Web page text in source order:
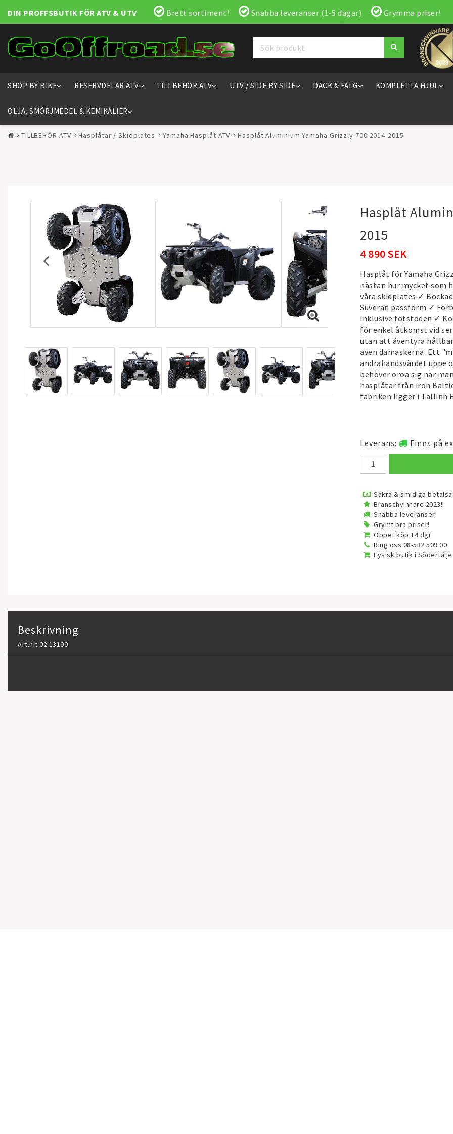
DIN PROFFSBUTIK FÖR ATV & UTV Brett sortiment! Snabba leveranser (1-5 dagar) Grymma priser!
SHOP BY BIKE RESERVDELAR ATV TILLBEHÖR ATV UTV / SIDE BY SIDE DÄCK & FÄLG KOMPLETTA HJUL
OLJA, SMÖRJMEDEL & KEMIKALIER
TILLBEHÖR ATV Hasplåtar / Skidplates Yamaha Hasplåt ATV Hasplåt Aluminium Yamaha Grizzly 700 2014-2015
Hasplåt
2015
4 890 SEK
Hasplåt för Yamaha
nästan hur mycket som
våra skidplates ✓
Suverän passform ✓
inklusive fotstöden ✓
för enkel åtkomst vid
utan att äventyra
även damaskerna. Ett
andrahandsvärdet uppe
behöver oroa sig när
hasplåtar från iron
fabriken ligger i Tallinn
Leverans: Finns på
Säkra & smidiga
Branschvinnare 2023!!
Snabba leveranser!
Grymt bra priser!
Öppet köp 14 dgr
Ring oss 08-532 509 00
Fysisk butik i Södertälje
Beskrivning
Art.nr: 02.13100